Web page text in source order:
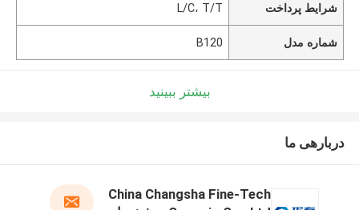
شرایط پرداخت L/C، T/T
شماره مدل B120
بیشتر ببینید
دربارهی ما
China Changsha Fine-Tech